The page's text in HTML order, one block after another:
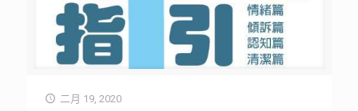
二月 19, 2020